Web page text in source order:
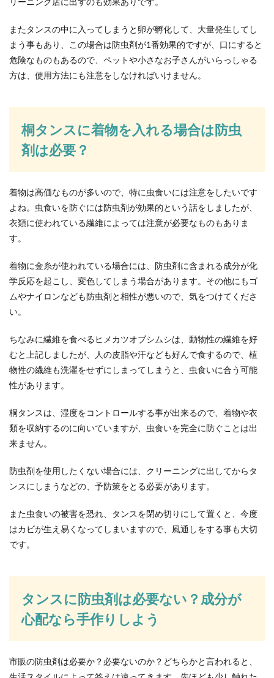
室内で飼育している飼い猫が注意していても窓や
いう経験はあ...
バラの花びらを長く楽しみたい！茶色
バラの切り花を部屋に飾り、美しい花びらを楽し
みたいと考えている人の中には、なるべく花を長
子供が泣くとイライラ！その理由とう
まく乗り切る対処法
んはたくさん...
犬に洋服を着用させてお散歩をしている姿は良く
見かけますが、犬に靴下を履かせている姿をみた
一人暮らしの貯金事情と毎月しっかり
「一人暮らしをして毎月しっかり貯金するなんて
無理」と諦めていませんか？1人暮らしでも家計
デジカメのようなデータ方式ではなく、フィルム
を使った写真撮影が当たり前だった時は、お店に
行って現像し...
またタンスの中に入ってしまうと卵が孵化して、大量発生してし
まう事もあり、この場合は防虫剤が1番効果的ですが、口にすると
危険なものもあるので、ペットや小さなお子さんがいらっしゃる
方は、使用方法にも注意をしなければいけません。
桐タンスに着物を入れる場合は防虫
剤は必要？
着物は高価なものが多いので、特に虫食いには注意をしたいです
よね。虫食いを防ぐには防虫剤が効果的という話をしましたが、
衣類に使われている繊維によっては注意が必要なものもありま
す。
着物に金糸が使われている場合には、防虫剤に含まれる成分が化
学反応を起こし、変色してしまう場合があります。その他にもゴ
ムやナイロンなども防虫剤と相性が悪いので、気をつけてくださ
い。
ちなみに繊維を食べるヒメカツオブシムシは、動物性の繊維を好
むと上記しましたが、人の皮脂や汗なども好んで食するので、植
物性の繊維も洗濯をせずにしまってしまうと、虫食いに合う可能
性があります。
桐タンスは、湿度をコントロールする事が出来るので、着物や衣
類を収納するのに向いていますが、虫食いを完全に防ぐことは出
来ません。
防虫剤を使用したくない場合には、クリーニングに出してからタ
ンスにしまうなどの、予防策をとる必要があります。
また虫食いの被害を恐れ、タンスを閉め切りにして置くと、今度
はカビが生え易くなってしまいますので、風通しをする事も大切
です。
タンスに防虫剤は必要ない？成分が
心配なら手作りしよう
市販の防虫剤は必要か？必要ないのか？どちらかと言われると、